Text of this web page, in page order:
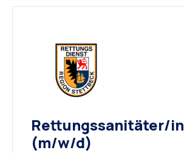
Rettungssanitäter/in
(m/w/d)